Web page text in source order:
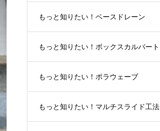
もっと知りたい！ベースドレーン
もっと知りたい！ボックスカルバート
もっと知りたい！ポラウェーブ
もっと知りたい！マルチスライド工法